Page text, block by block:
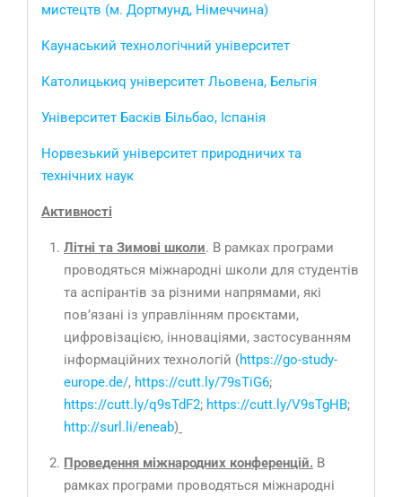
мистецтв (м. Дортмунд, Німеччина)
Каунаський технологічний університет
Католицькиq університет Льовена, Бельгія
Університет Басків Більбао, Іспанія
Норвезький університет природничих та
технічних наук
Активності
Літні та Зимові школи. В рамках програми
проводяться міжнародні школи для студентів
та аспірантів за різними напрямами, які
пов’язані із управлінням проєктами,
цифровізацією, інноваціями, застосуванням
інформаційних технологій (https://go-study-
europe.de/, https://cutt.ly/79sTiG6;
https://cutt.ly/q9sTdF2; https://cutt.ly/V9sTgHB;
http://surl.li/eneab)
Проведення міжнародних конференцій. В
рамках програми проводяться міжнародні